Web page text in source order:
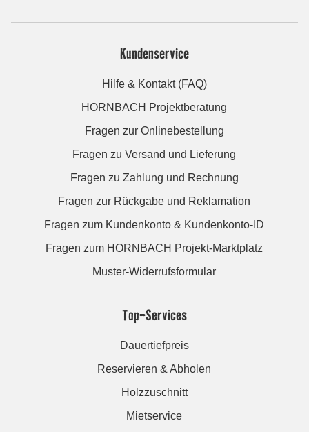
Kundenservice
Hilfe & Kontakt (FAQ)
HORNBACH Projektberatung
Fragen zur Onlinebestellung
Fragen zu Versand und Lieferung
Fragen zu Zahlung und Rechnung
Fragen zur Rückgabe und Reklamation
Fragen zum Kundenkonto & Kundenkonto-ID
Fragen zum HORNBACH Projekt-Marktplatz
Muster-Widerrufsformular
Top-Services
Dauertiefpreis
Reservieren & Abholen
Holzzuschnitt
Mietservice